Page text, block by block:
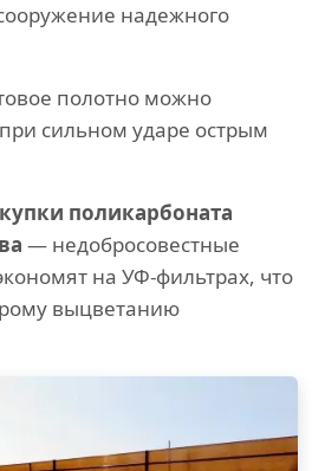
надежного
полотно можно
сильном ударе острым
поликарбоната
— недобросовестные
на УФ-фильтрах, что
выцветанию